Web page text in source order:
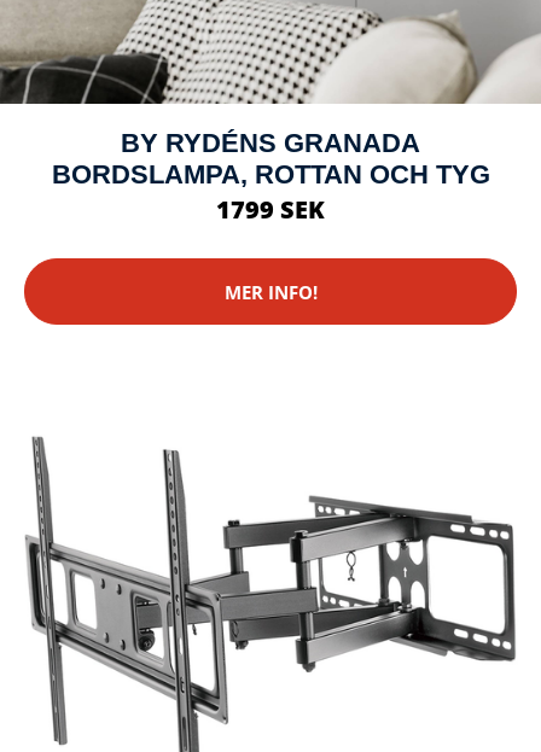
BY RYDÉNS GRANADA
BORDSLAMPA, ROTTAN OCH TYG
1799 SEK
MER INFO!